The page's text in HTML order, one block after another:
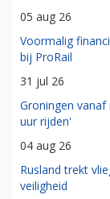
05 aug 26
Voormalig
bij ProRail
31 jul 26
Groningen
uur rijden'
04 aug 26
Rusland trekt
veiligheid